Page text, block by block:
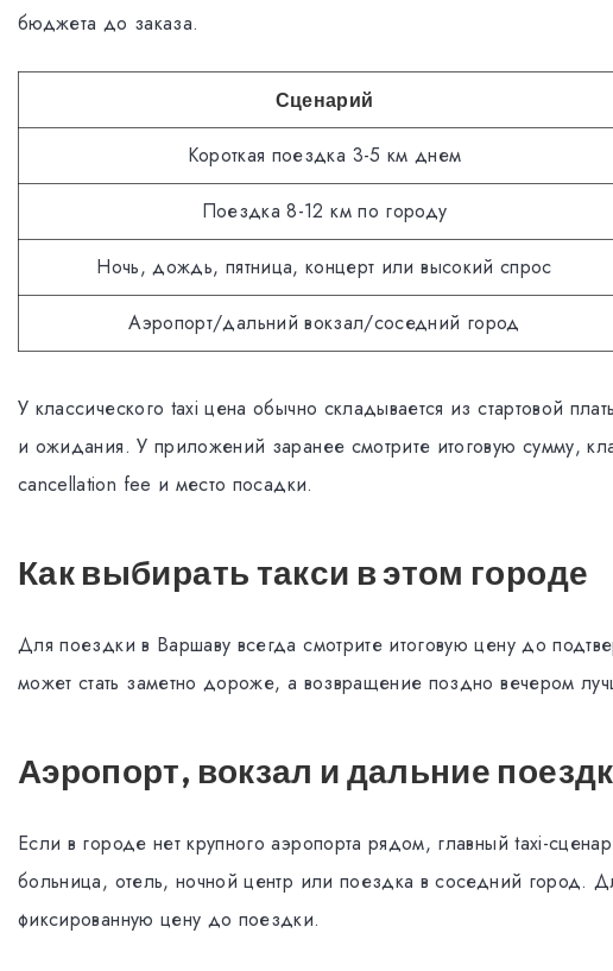
бюджета до заказа.
Сценарий
Короткая поездка 3-5 км днем
Поездка 8-12 км по городу
Ночь, дождь, пятница, концерт или высокий спрос
Аэропорт/дальний вокзал/соседний город
У классического taxi цена обычно складывается из стартовой
и ожидания. У приложений заранее смотрите итоговую сумму,
cancellation fee и место посадки.
Как выбирать такси в этом городе
Для поездки в Варшаву всегда смотрите итоговую цену до
может стать заметно дороже, а возвращение поздно вечером
Аэропорт, вокзал и дальние
Если в городе нет крупного аэропорта рядом, главный taxi-
больница, отель, ночной центр или поездка в соседний город.
фиксированную цену до поездки.